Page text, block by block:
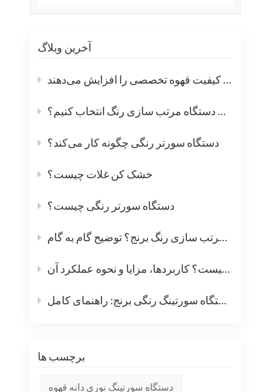
آخرین وبلاگ
چگونه دستگاه‌های مرتب‌سازی رنگ دانه قهوه، کیفیت قهوه تخصصی را افزایش می‌دهند
چگونه یک دستگاه مرتب سازی رنگ انتخاب کنیم؟
دستگاه سورتر رنگی چگونه کار می‌کند؟
خشک کن غلات چیست؟
دستگاه سورتر رنگی چیست؟
نحوه کار دستگاه مرتب سازی رنگ برنج؟ توضیح گام به گام
دستگاه سورتر رنگی چیست؟ کاربردها، مزایا و نحوه عملکرد آن
نحوه استفاده از دستگاه سورتینگ رنگی برنج: راهنمای کامل
برچسب ها
دستگاه سورتینگ نوری دانه قهوه